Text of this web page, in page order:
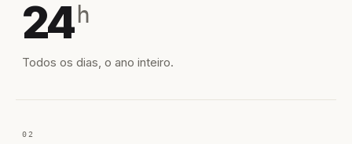
24 h
Todos os dias, o ano inteiro.
02